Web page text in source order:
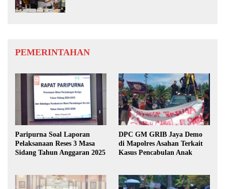
PEMERINTAHAN
Paripurna Soal Laporan
Pelaksanaan Reses 3 Masa
Sidang Tahun Anggaran 2025
DPC GM GRIB Jaya Demo
di Mapolres Asahan Terkait
Kasus Pencabulan Anak